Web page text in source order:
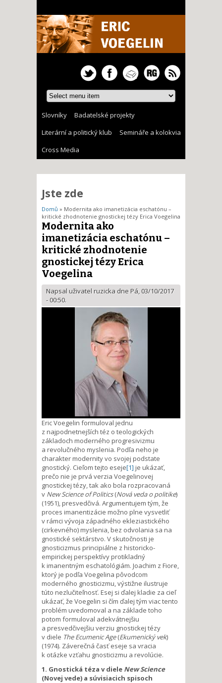
Slovníky
Badatelské projekty
Literární a politický klub
Semináře a kolokvia
Cross Media
Jste zde
Domů » Modernita ako imanetizácia eschatónu –
kritické zhodnotenie gnostickej tézy Erica Voegelina
Modernita ako
imanetizácia eschatónu –
kritické zhodnotenie
gnostickej tézy Erica
Voegelina
Napsal uživatelruzicka dne Pá, 03/10/2017
- 00:50.
Eric Voegelin formuloval jednu
z najpodnetnejších téz o teologických
základoch moderného progresivizmu
a revolučného myslenia. Podľa neho je
charakter modernity vo svojej podstate
gnostický. Cieľom tejto eseje[1] je ukázať,
prečo nie je prvá verzia Voegelinovej
gnostickej tézy, tak ako bola rozpracovaná
v New Science of Politics(Nová veda o politike)
(1951), presvedčivá. Argumentujem tým, že
proces imanentizácie možno plne vysvetliť
v rámci vývoja západného ekleziastického
(cirkevného) myslenia, bez odvolania sa na
gnostické sektárstvo. V skutočnosti je
gnosticizmus principiálne z historicko-
empirickej perspektívy protikladný
k imanentným eschatológiám. Joachim z Fiore,
ktorý je podľa Voegelina pôvodcom
moderného gnosticizmu, výstižne ilustruje
túto nezlučiteľnosť. Esej si ďalej kladie za cieľ
ukázať, že Voegelin si čím ďalej tým viac tento
problém uvedomoval a na základe toho
potom formuloval adekvátnejšiu
a presvedčivejšiu verziu gnostickej tézy
v diele The Ecumenic Age(Ekumenický vek)
(1974). Záverečná časť eseje sa vracia
k otázke vzťahu gnosticizmu a revolúcie.
1. Gnostická téza v diele New Science
(Novej vede) a súvisiacich spisoch